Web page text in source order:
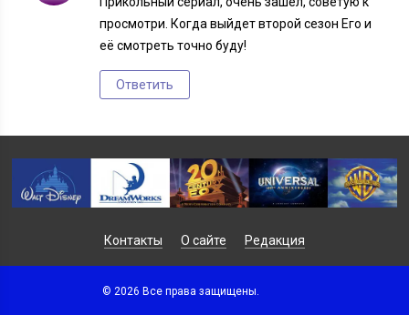
просмотри. Когда выйдет второй сезон Его и
её смотреть точно буду!
Ответить
Контакты О сайте Редакция
© 2026 Все права защищены.